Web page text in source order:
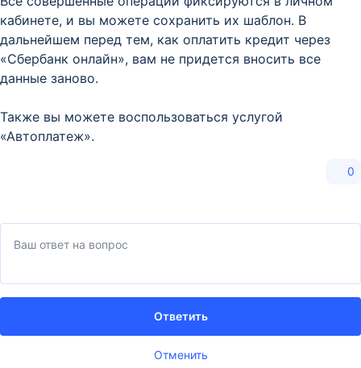
кабинете, и вы можете сохранить их шаблон. В
дальнейшем перед тем, как оплатить кредит через
«Сбербанк онлайн», вам не придется вносить все
данные заново.
Также вы можете воспользоваться услугой
«Автоплатеж».
0
Отменить
Ответить